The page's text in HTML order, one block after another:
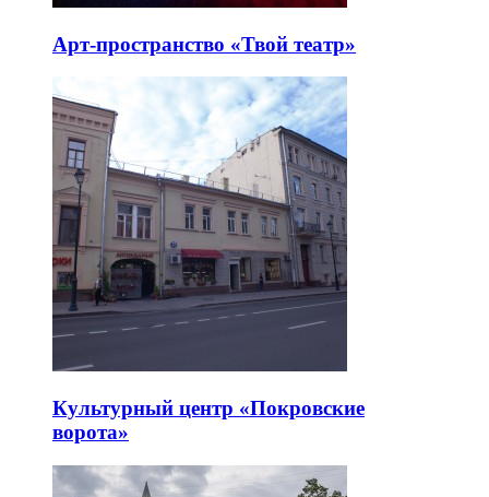
Арт-пространство «Твой театр»
Культурный центр «Покровские
ворота»